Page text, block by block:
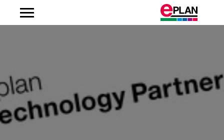
Argentinien
Australien